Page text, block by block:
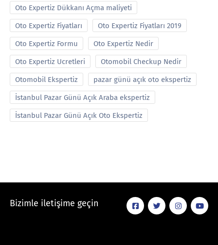
Oto Expertiz Dükkanı Açma maliyeti
Oto Expertiz Fiyatları Oto Expertiz Fiyatları 2019
Oto Expertiz Formu Oto Expertiz Nedir
Oto Expertiz Ucretleri Otomobil Checkup Nedir
Otomobil Ekspertiz pazar günü açık oto ekspertiz
İstanbul Pazar Günü Açık Araba ekspertiz
İstanbul Pazar Günü Açık Oto Ekspertiz
Bizimle iletişime geçin